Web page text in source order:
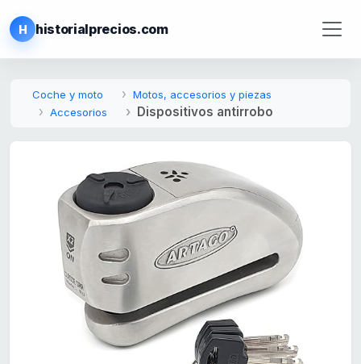
H historialprecios.com
Coche y moto
Motos, accesorios y piezas
Accesorios
Dispositivos antirrobo